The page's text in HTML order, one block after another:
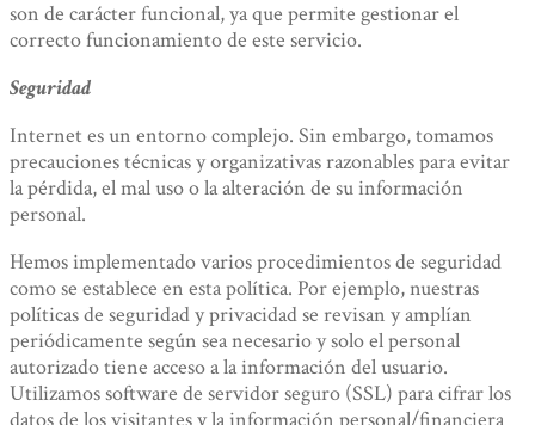
son de carácter funcional, ya que permite gestionar el
correcto funcionamiento de este servicio.
Seguridad
Internet es un entorno complejo. Sin embargo, tomamos
precauciones técnicas y organizativas razonables para evitar
la pérdida, el mal uso o la alteración de su información
personal.
Hemos implementado varios procedimientos de seguridad
como se establece en esta política. Por ejemplo, nuestras
políticas de seguridad y privacidad se revisan y amplían
periódicamente según sea necesario y solo el personal
autorizado tiene acceso a la información del usuario.
Utilizamos software de servidor seguro (SSL) para cifrar los